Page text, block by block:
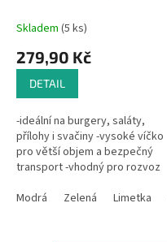
Skladem (5 ks)
279,90 Kč
DETAIL
-ideální na burgery, saláty,
přílohy i svačiny -vysoké víčko
pro větší objem a bezpečný
transport -vhodný pro rozvoz
použitelný v mikrovlnce i...
Modrá Zelená Limetka